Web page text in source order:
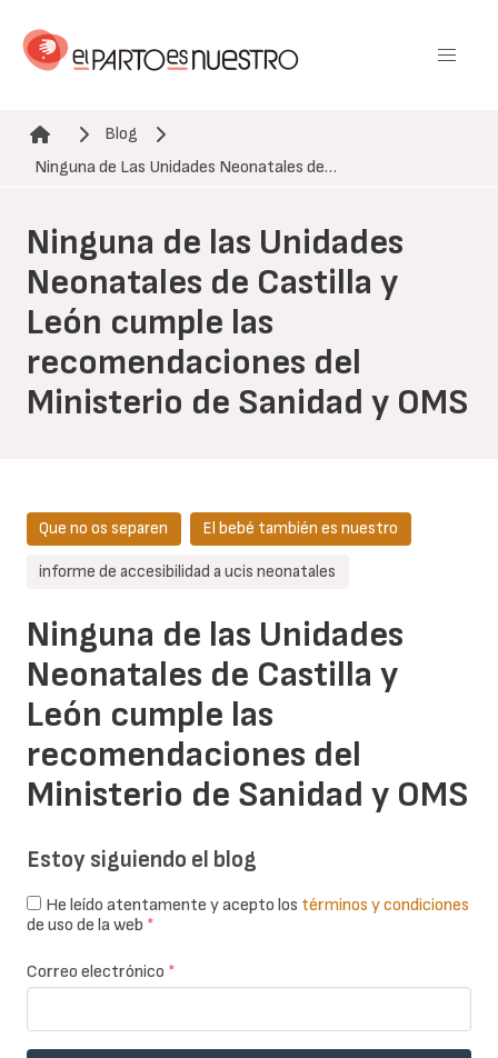
contenido
Ruta de navegación
Blog
Ninguna de Las Unidades Neonatales de…
Ninguna de las Unidades
Neonatales de Castilla y
León cumple las
recomendaciones del
Ministerio de Sanidad y OMS
Ninguna de las Unidades
Neonatales de Castilla y
León cumple las
recomendaciones del
Ministerio de Sanidad y OMS
Que no os separen El bebé también es nuestro
informe de accesibilidad a ucis neonatales
Estoy siguiendo el blog
He leído atentamente y acepto los términos y condiciones
de uso de la web *
Correo electrónico *